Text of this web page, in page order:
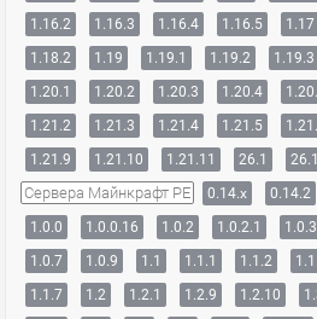
1.16.2
1.16.3 1.16.4 1.16.5 1.17
1.18.2
1.19 1.19.1 1.19.2 1.19.3
1.20.1
1.20.2 1.20.3 1.20.4
1.21.2
1.21.3 1.21.4 1.21.5
1.21.9
1.21.10 1.21.11 26.1
Сервера Майнкрафт PE 0.14.x 0.14.2
1.0.0
1.0.0.16 1.0.2 1.0.2.1 1.0.3
1.0.7
1.0.9 1.1 1.1.1 1.1.2
1.1.7
1.2 1.2.1 1.2.9 1.2.10